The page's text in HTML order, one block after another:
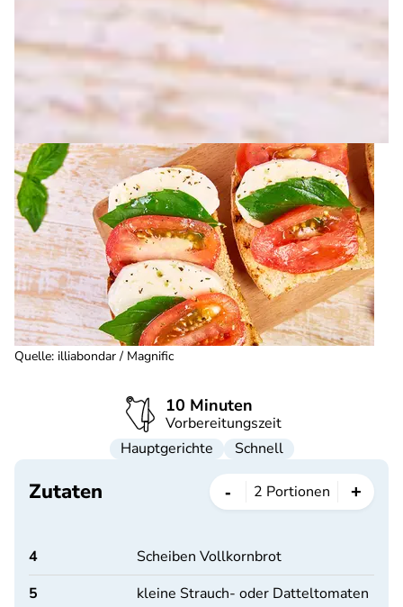
Quelle: illiabondar / Magnific
10 Minuten
Vorbereitungszeit
Hauptgerichte
Schnell
Zutaten - 2 Portionen +
4
Scheiben Vollkornbrot
5
kleine Strauch- oder Datteltomaten